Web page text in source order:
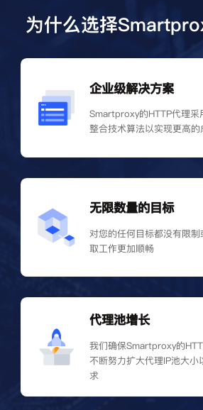
为什么选择
企业级解决方案
Smartproxy的HTTP代理采
整合技术算法以实现更高的
无限数量的目标
对您的任何目标都没有限
取工作更加顺畅
代理池增长
我们确保Smartproxy的
不断努力扩大代理IP池大小
求